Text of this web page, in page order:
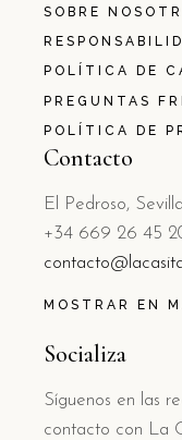
SOBRE
POLÍTICA DE
PREGUNTAS
POLÍTICA DE
Contacto
El Pedroso,
+34 669 26 45
MOSTRAR EN
Socializa
Síguenos en las
contacto con La